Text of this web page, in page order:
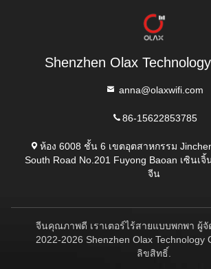
Shenzhen Olax
anna@olaxwifi.com
86-15622853785
ห้อง 6008 ชั้น 6 เขตอุตสาหกรรม
South Road No.201 Fuyong Baoan เซินเจิ้
จีน
จีนคุณภาพดี เราเตอร์ไร้สายแบบพกพา ผู้
2022-2026 Shenzhen Olax Technology
ลิขสิทธิ์.